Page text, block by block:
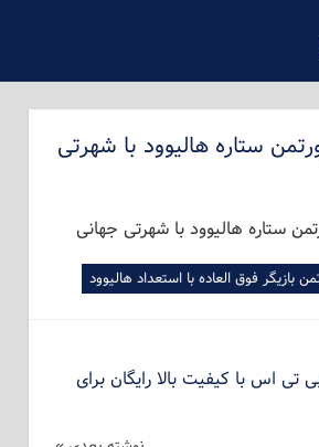
ستاره هالیوود با شهرتی
بازیگر فوق العاده با استعداد هالیوود
اس با کیفیت بالا رایگان برای